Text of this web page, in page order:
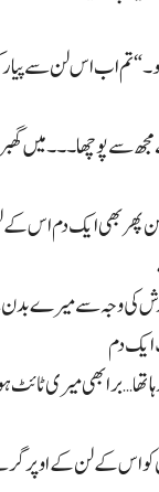
“تم اب اس لن سے پیار
سے پوچھا۔۔۔ میں
لیکن پھر بھی ایک دم
کی وجہ سے میرے
دم
برا بھی میری ٹائٹ
کو اس کے لن کے اوپر